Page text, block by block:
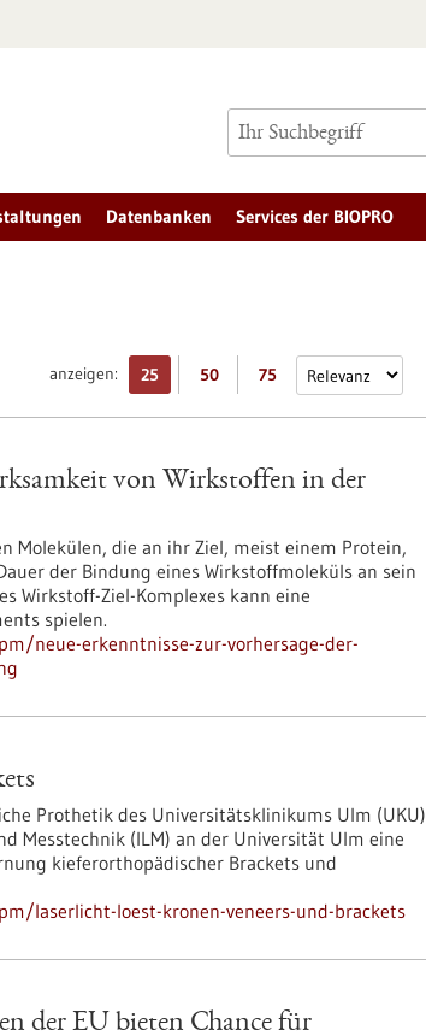
Datenbanken Services der BIOPRO
anzeigen: 25 50 75
von Wirkstoffen in der
Molekülen, die an ihr Ziel, meist einem Protein,
der Bindung eines Wirkstoffmoleküls an sein
Wirkstoff-Ziel-Komplexes kann eine
spielen.
neue-erkenntnisse-zur-vorhersage-der-
Prothetik des Universitätsklinikums Ulm (UKU)
Messtechnik (ILM) an der Universität Ulm eine
kieferorthopädischer Brackets und
laserlicht-loest-kronen-veneers-und-brackets
der EU bieten Chance für